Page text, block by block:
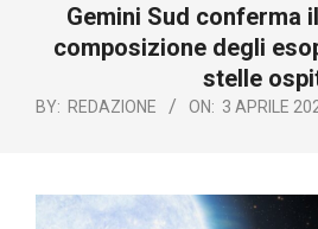
Gemini Sud conferma
composizione degli
stelle
BY: REDAZIONE ON: 3 APRILE